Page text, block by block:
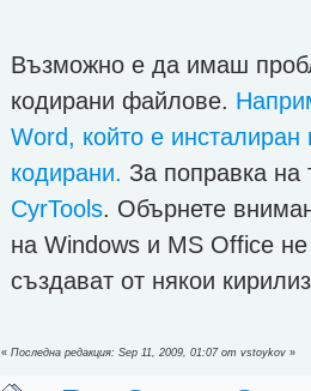
Възможно е да имаш
кодирани файлове.
Word, който е
кодирани. За поправка
CyrTools. Обърнете
на Windows и MS Office
създават от някои
«Последна редакция: Sep 11, 2009, 01:07 от vstoykov »